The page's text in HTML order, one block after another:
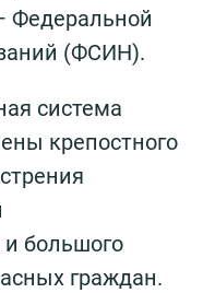
Федеральной
(ФСИН).
система
крепостного
большого
граждан.